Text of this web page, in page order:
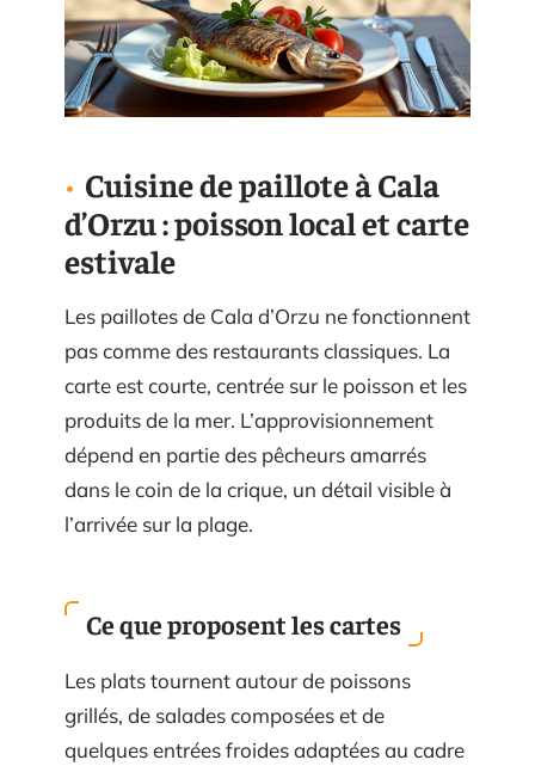
Cuisine de paillote à Cala
d’Orzu : poisson local et carte
estivale
Les paillotes de Cala d’Orzu ne fonctionnent
pas comme des restaurants classiques. La
carte est courte, centrée sur le poisson et les
produits de la mer. L’approvisionnement
dépend en partie des pêcheurs amarrés
dans le coin de la crique, un détail visible à
l’arrivée sur la plage.
Ce que proposent les cartes
Les plats tournent autour de poissons
grillés, de salades composées et de
quelques entrées froides adaptées au cadre